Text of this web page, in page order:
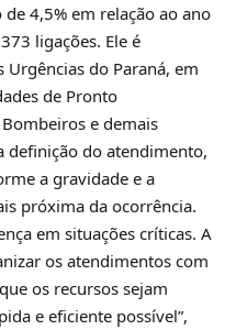
4,5% em relação ao ano
ligações. Ele é
Urgências do Paraná, em
de Pronto
e demais
definição do atendimento,
a gravidade e a
próxima da ocorrência.
em situações críticas. A
os atendimentos com
os recursos sejam
e eficiente possível”,